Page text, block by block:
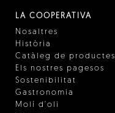
LA COOPERATIVA
Nosaltres
Història
Catàleg de productes
Els nostres pagesos
Sostenibilitat
Gastronomia
Molí d'oli